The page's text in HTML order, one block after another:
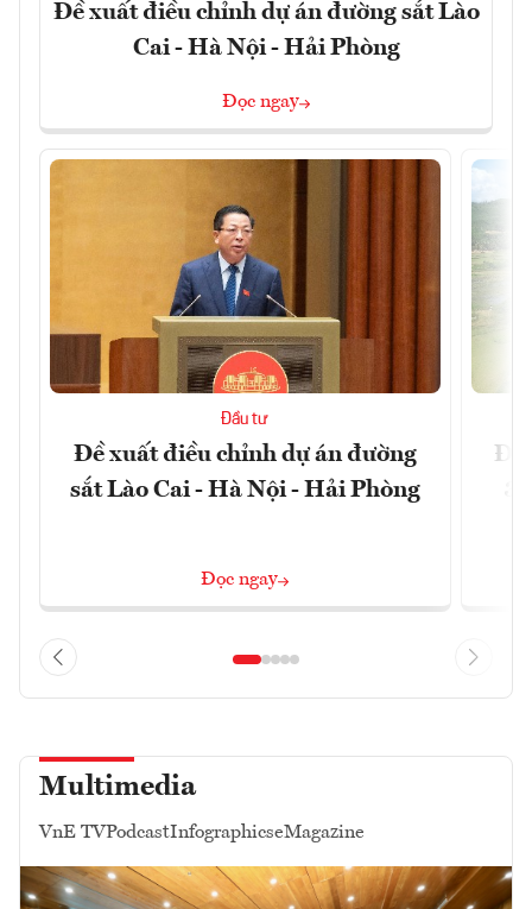
Đề xuất điều chỉnh dự án đường sắt Lào
Cai - Hà Nội - Hải Phòng
Đọc ngay
Đầu tư
Đề xuất điều chỉnh dự án đường
sắt Lào Cai - Hà Nội - Hải Phòng
Đọc ngay
Multimedia
VnE TVPodcastInfographicseMagazine